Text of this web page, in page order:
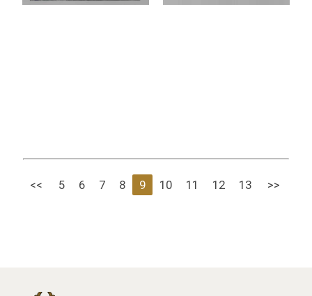
<< 5 6 7 8 9 10 11 12 13 >>